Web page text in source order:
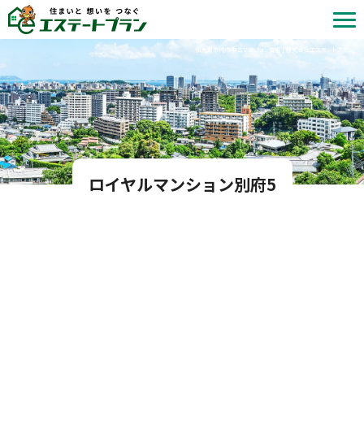
北九州市内の中古マンション情報 | 株式会社エステートプラン
ロイヤルマンション別府5